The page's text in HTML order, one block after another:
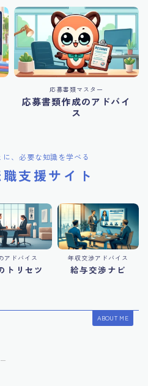
応募書類マスター
応募書類作成のアドバイ
ス
、必要な知識を学べる
支援サイト
アドバイス
トリセツ
年収交渉アドバイス
給与交渉ナビ
ABOUT ME